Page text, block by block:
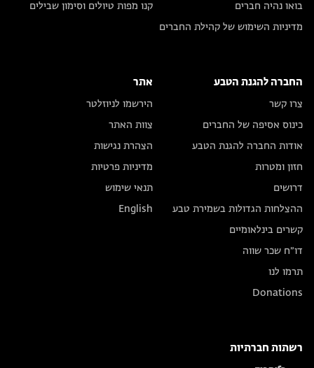
בואו נהיה חברים
מדיניות השימוש של קהילת החברים
קנו מפות טיולים וסימון שבילים
החברה להגנת הטבע
צרו קשר
כינוס אסיפה של החברים
אודות החברה להגנת הטבע
חזון ומטרות
דרושים
ההצלחות הגדולות בשמירת טבע
קשרים בינלאומיים
דו״ח שכר שווה
תרמו לנו
Donations
אתר
הירשמו לניוזלטר
צוות האתר
הצהרת נגישות
מדיניות פרטיות
תנאי שימוש
English
רשתות חברתיות